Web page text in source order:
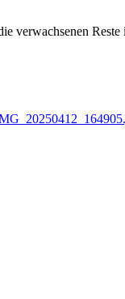
verwachsenen